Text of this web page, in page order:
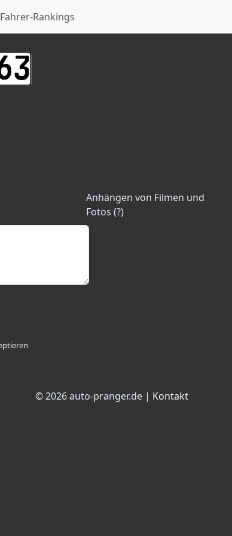
Fahrer-Rankings
Anhängen von Filmen und
Fotos (?)
© 2026 auto-pranger.de | Kontakt